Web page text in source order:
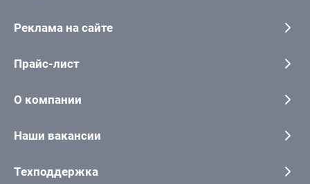
Реклама на сайте
Прайс-лист
О компании
Наши вакансии
Техподдержка